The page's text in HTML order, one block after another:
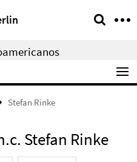
Stefan Rinke
Stefan Rinke